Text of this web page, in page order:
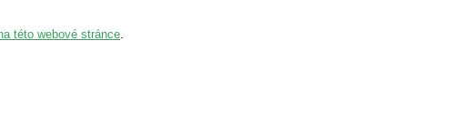
této webové stránce